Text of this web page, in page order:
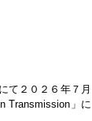
て２０２６年７月
Transmission」に